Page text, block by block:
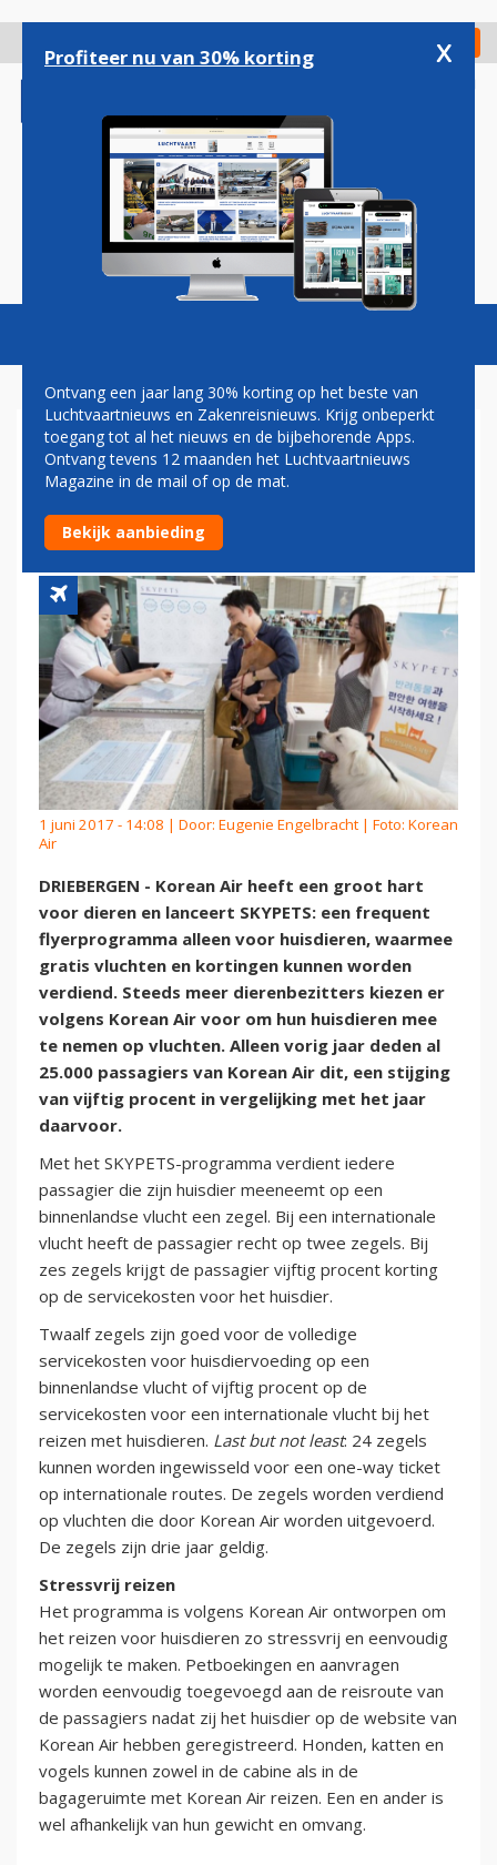
gaan
Check in
Magazine Podcasts Vacatures
KOREAN AIR KOMT MET
BELONINGSPROGRAMMA
VOOR HUISDIEREN
1 juni 2017 - 14:08 | Door: Eugenie Engelbracht | Foto: Korean
Air
DRIEBERGEN - Korean Air heeft een groot hart
voor dieren en lanceert SKYPETS: een frequent
flyerprogramma alleen voor huisdieren, waarmee
gratis vluchten en kortingen kunnen worden
verdiend. Steeds meer dierenbezitters kiezen er
volgens Korean Air voor om hun huisdieren mee
te nemen op vluchten. Alleen vorig jaar deden al
25.000 passagiers van Korean Air dit, een stijging
van vijftig procent in vergelijking met het jaar
daarvoor.
Met het SKYPETS-programma verdient iedere
passagier die zijn huisdier meeneemt op een
binnenlandse vlucht een zegel. Bij een internationale
vlucht heeft de passagier recht op twee zegels. Bij
zes zegels krijgt de passagier vijftig procent korting
op de servicekosten voor het huisdier.
Twaalf zegels zijn goed voor de volledige
servicekosten voor huisdiervoeding op een
binnenlandse vlucht of vijftig procent op de
servicekosten voor een internationale vlucht bij het
reizen met huisdieren. Last but not least: 24 zegels
kunnen worden ingewisseld voor een one-way ticket
op internationale routes. De zegels worden verdiend
op vluchten die door Korean Air worden uitgevoerd.
De zegels zijn drie jaar geldig.
Stressvrij reizen
Het programma is volgens Korean Air ontworpen om
het reizen voor huisdieren zo stressvrij en eenvoudig
mogelijk te maken. Petboekingen en aanvragen
worden eenvoudig toegevoegd aan de reisroute van
de passagiers nadat zij het huisdier op de website van
Korean Air hebben geregistreerd. Honden, katten en
vogels kunnen zowel in de cabine als in de
bagageruimte met Korean Air reizen. Een en ander is
wel afhankelijk van hun gewicht en omvang.
Profiteer nu van 30% korting x
Ontvang een jaar lang 30% korting op het beste van
Luchtvaartnieuws en Zakenreisnieuws. Krijg onbeperkt
toegang tot al het nieuws en de bijbehorende Apps.
Ontvang tevens 12 maanden het Luchtvaartnieuws
Magazine in de mail of op de mat.
Bekijk aanbieding